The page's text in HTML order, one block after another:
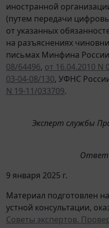
иностранной
(путем передачи
от указанных
на разъяснениях
письмах Минфина России
08/64496, от 16.04.2010 N
03-04-08/130, УФНС
N 19-11/033709.
Эксперт службы
Ответ
9 января 2025 г.
Материал подготовлен
устной консультации,
Советы экспертов.